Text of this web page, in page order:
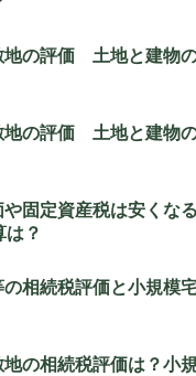
の評価 土地と建物
の評価 土地と建物
固定資産税は安くな
は？
相続税評価と小規模
の相続税評価は？小